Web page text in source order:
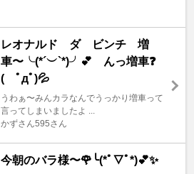
レオナルド ダ ビンチ 増
車〜╰(*´︶`*)╯💕 んっ増車❓
( ﾟдﾟ)💦
うわぁ〜みんカラなんでうっかり増車って
言ってしまいましたよ ...
かずさん595さん
今朝のバラ様〜🌹╰(*ﾟ▽ﾟ*)💕✨